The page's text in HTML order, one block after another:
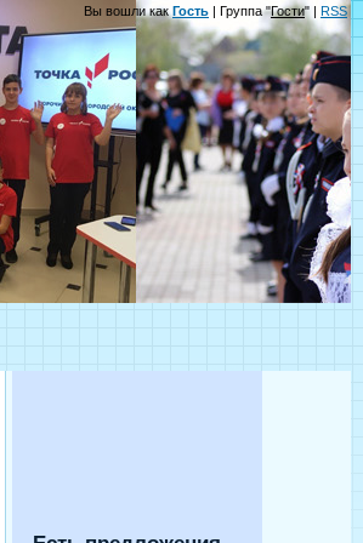
Вы вошли какГость | Группа "Гости" | RSS